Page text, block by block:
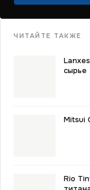
ЧИТАЙТЕ ТАКЖЕ
сырье
Mitsui
Rio